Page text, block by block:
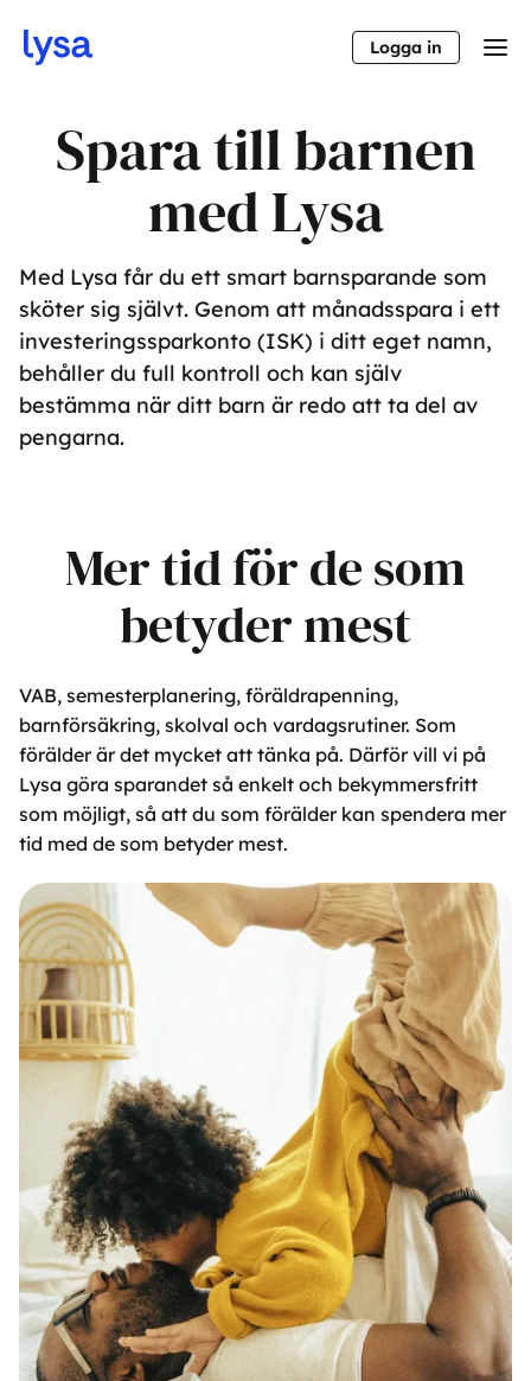
Logga in
Spara till barnen
med Lysa
Med Lysa får du ett smart barnsparande som
sköter sig självt. Genom att månadsspara i ett
investeringssparkonto (ISK) i ditt eget namn,
behåller du full kontroll och kan själv
bestämma när ditt barn är redo att ta del av
pengarna.
Mer tid för de som
betyder mest
VAB, semesterplanering, föräldrapenning,
barnförsäkring, skolval och vardagsrutiner. Som
förälder är det mycket att tänka på. Därför vill vi på
Lysa göra sparandet så enkelt och bekymmersfritt
som möjligt, så att du som förälder kan spendera mer
tid med de som betyder mest.